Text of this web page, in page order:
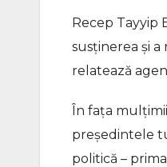
Recep Tayyip
susținerea și
relatează
În fața
președintele
politică –